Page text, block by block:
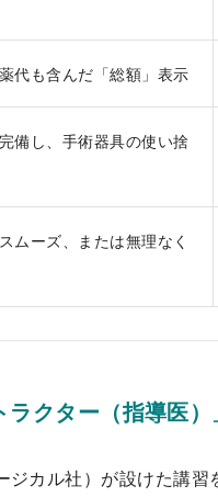
代も含んだ「総額」表示
備し、手術器具の使い捨
ムーズ、または無理なく
ラクター（指導医
カル社）が設けた講